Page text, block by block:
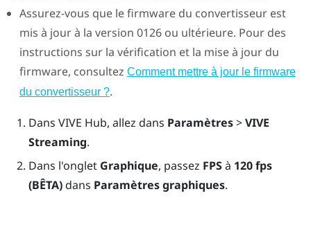
Assurez-vous que le firmware du convertisseur est
mis à jour à la version 0126 ou ultérieure. Pour des
instructions sur la vérification et la mise à jour du
firmware, consultez Comment mettre à jour le firmware
du convertisseur ?.
Dans VIVE Hub, allez dans Paramètres>VIVE
Streaming.
Dans l'onglet Graphique, passez FPSà 120 fps
(BÊTA)dans Paramètres graphiques.